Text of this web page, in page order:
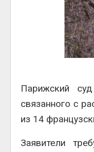
Парижский
связанного с
из 14
Заявители